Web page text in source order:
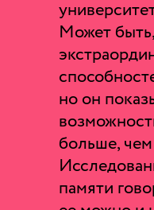
Может
но он
больше,
памяти